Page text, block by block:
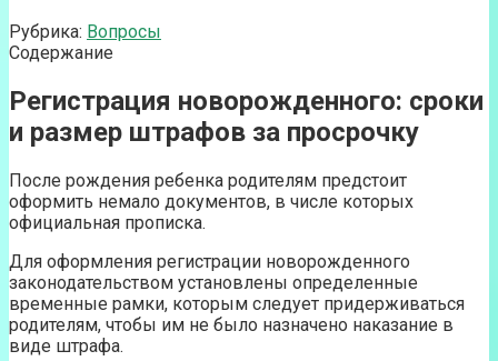
Рубрика: Вопросы
Содержание
Регистрация новорожденного: сроки
и размер штрафов за просрочку
После рождения ребенка родителям предстоит
оформить немало документов, в числе которых
официальная прописка.
Для оформления регистрации новорожденного
законодательством установлены определенные
временные рамки, которым следует придерживаться
родителям, чтобы им не было назначено наказание в
виде штрафа.